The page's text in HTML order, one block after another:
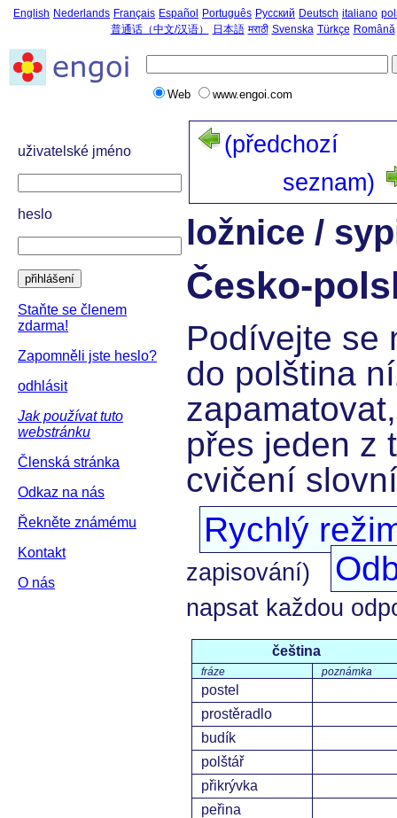
English Nederlands Français Español Português Русский Deutsch italiano
普通话（中文/汉语）
日本語 मराठी Svenska Türkçe Română
Web www.engoi.com
uživatelské jméno
heslo
přihlášení
Staňte se členem
zdarma!
Zapomněli jste heslo?
odhlásit
Jak používat tuto
webstránku
Členská stránka
Odkaz na nás
Řekněte známému
Kontakt
O nás
(předchozí
seznam)
ložnice /
Česko-
Podívejte se
do polština
přes jeden z
cvičení
Rychlý
zapisování)
napsat každou
čeština
fráze poznámka
postel
prostěradlo
budík
polštář
přikrývka
peřina